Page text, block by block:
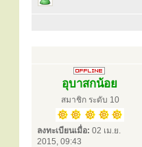
อุบาสกน้อย
สมาชิก ระดับ 10
ลงทะเบียนเมื่อ: 02 เม.ย.
2015, 09:43